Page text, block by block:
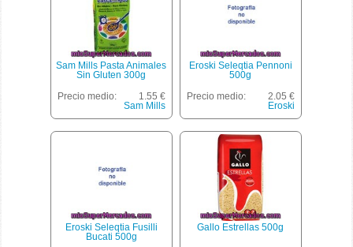
Sam Mills Pasta Animales
Sin Gluten 300g
Precio medio:
1.55 €
Sam Mills
Eroski Seleqtia Pennoni
500g
Precio medio:
2.05 €
Eroski
Eroski Seleqtia Fusilli
Bucati 500g
Gallo Estrellas 500g